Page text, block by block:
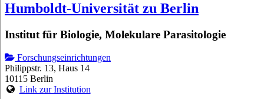
Humboldt-Universität zu Berlin
Institut für Biologie, Molekulare Parasitologie
Forschungseinrichtungen
Philippstr. 13, Haus 14
10115 Berlin
Link zur Institution